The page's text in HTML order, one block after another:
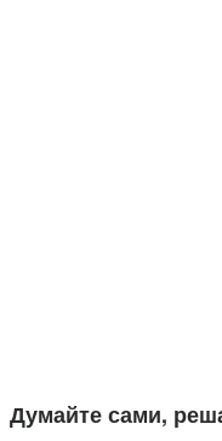
Думайте сами,